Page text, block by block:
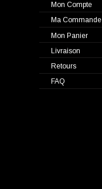
Mon Compte
Ma Commande
Mon Panier
Livraison
Retours
FAQ